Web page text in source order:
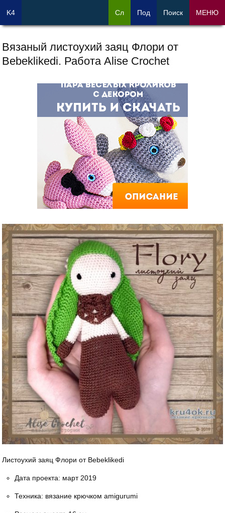
Вязаный листоухий заяц Флори от
Bebeklikedi. Работа Alise Crochet
Листоухий заяц Флори от Bebeklikedi
Дата проекта: март 2019
Техника: вязание крючком amigurumi
K4 Сл Под Поиск МЕНЮ